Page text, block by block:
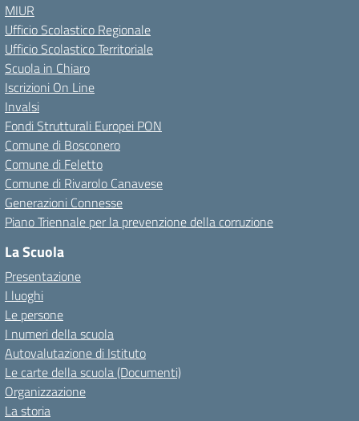
MIUR
Ufficio Scolastico Regionale
Ufficio Scolastico Territoriale
Scuola in Chiaro
Iscrizioni On Line
Invalsi
Fondi Strutturali Europei PON
Comune di Bosconero
Comune di Feletto
Comune di Rivarolo Canavese
Generazioni Connesse
Piano Triennale per la prevenzione della corruzione
La Scuola
Presentazione
I luoghi
Le persone
I numeri della scuola
Autovalutazione di Istituto
Le carte della scuola (Documenti)
Organizzazione
La storia